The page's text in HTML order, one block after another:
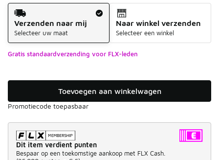
Verzendmethode
Verzenden naar mij
Selecteer uw maat
Naar winkel verzenden
Selecteer een winkel
Gratis standaardverzending voor FLX-leden
Toevoegen aan winkelwagen
Promotiecode toepasbaar
Dit item verdient punten
Bespaar op een toekomstige aankoop met FLX Cash.